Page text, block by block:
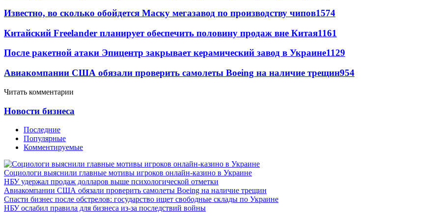
Известно, во сколько обойдется Маску мегазавод по производству чипов1574
Китайский Freelander планирует обеспечить половину продаж вне Китая1161
После ракетной атаки Эпицентр закрывает керамический завод в Украине1129
Авиакомпании США обязали проверить самолеты Boeing на наличие трещин954
Читать комментарии
Новости бизнеса
Последние
Популярные
Комментируемые
Социологи выяснили главные мотивы игроков онлайн-казино в Украине
НБУ удержал продаж долларов выше психологической отметки
Авиакомпании США обязали проверить самолеты Boeing на наличие трещин
Спасти бизнес после обстрелов: государство ищет свободные склады по Украине
НБУ ослабил правила для бизнеса из-за последствий войны